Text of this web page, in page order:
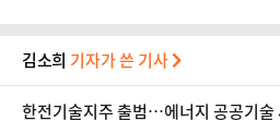
김소희 기자가 쓴 기사
한전기술지주 출범…에너지 공공기술